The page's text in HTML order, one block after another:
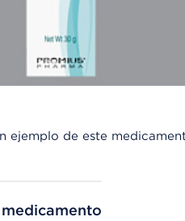
ejemplo de este